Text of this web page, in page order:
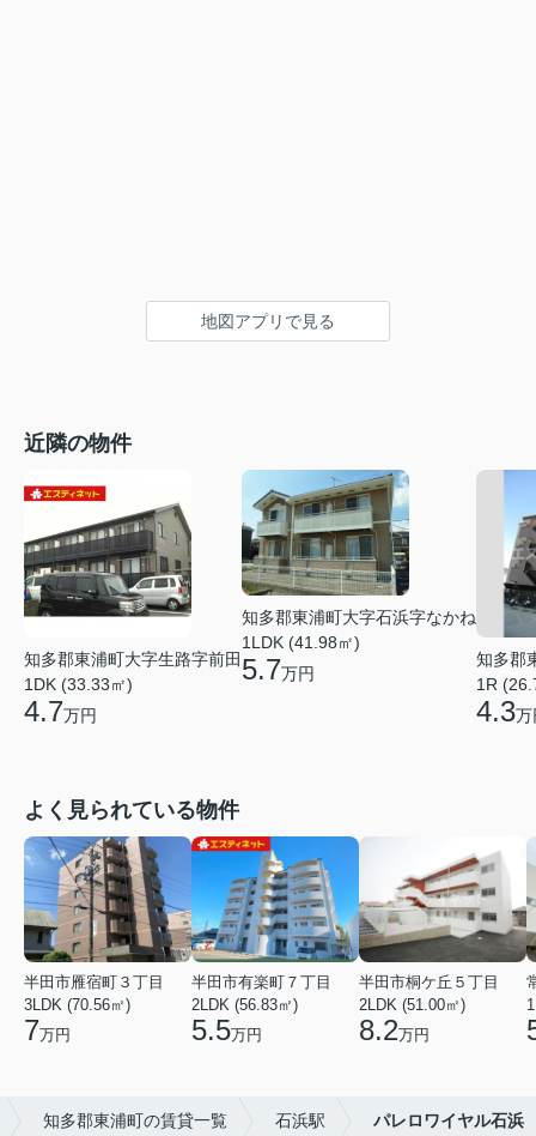
地図アプリで見る
近隣の物件
知多郡東浦町大字生路字前田
1DK (33.33㎡)
4.7万円
知多郡東浦町大字石浜字なかね
1LDK (41.98㎡)
5.7万円
知多郡
1R
4.3万
よく見られている物件
半田市雁宿町３丁目
3LDK (70.56㎡)
7万円
半田市有楽町７丁目
2LDK (56.83㎡)
5.5万円
半田市桐ケ丘５丁目
2LDK (51.00㎡)
8.2万円
知多郡東浦町の賃貸一覧 石浜駅 パレロワイヤル石浜